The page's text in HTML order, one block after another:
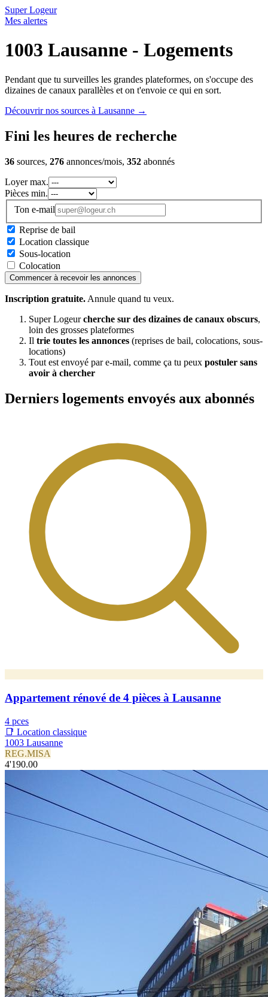
Super Logeur
Mes alertes
1003 Lausanne - Logements
Pendant que tu surveilles les grandes plateformes, on s'occupe des
dizaines de canaux parallèles et on t'envoie ce qui en sort.
Découvrir nos sources à Lausanne →
Fini les heures de recherche
36 sources, 276 annonces/mois, 352 abonnés
Loyer max.
Pièces min.
Ton e-mail
Reprise de bail
Location classique
Sous-location
Colocation
Commencer à recevoir les annonces
Inscription gratuite. Annule quand tu veux.
Super Logeurcherche sur des dizaines de canaux obscurs,
loin des grosses plateformes
Il trie toutes les annonces (reprises de bail, colocations, sous-
locations)
Tout est envoyé par e-mail, comme ça tu peux postuler sans
avoir à chercher
Derniers logements envoyés aux abonnés
Appartement rénové de 4 pièces à Lausanne
4 pces
📑 Location classique
1003 Lausanne
REG.MISA
4'190.00